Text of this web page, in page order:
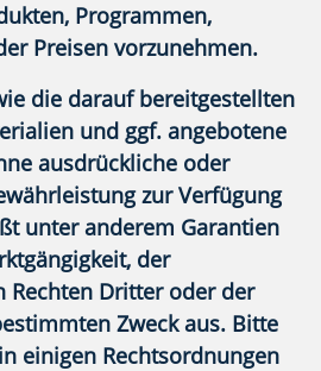
Programmen,
Preisen vorzunehmen.
die darauf bereitgestellten
und ggf. angebotene
ausdrückliche oder
zur Verfügung
unter anderem Garantien
der
Rechten Dritter oder der
Zweckaus. Bitte
einigen Rechtsordnungen